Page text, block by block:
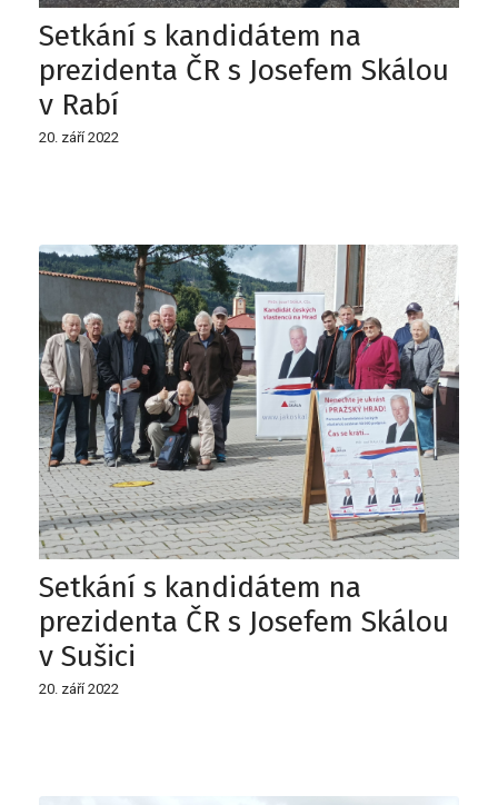
Setkání s kandidátem na
prezidenta ČR s Josefem Skálou
v Rabí
20. září 2022
Setkání s kandidátem na
prezidenta ČR s Josefem Skálou
v Sušici
20. září 2022